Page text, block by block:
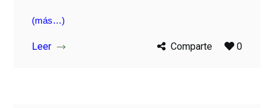
(más…)
Leer Comparte 0